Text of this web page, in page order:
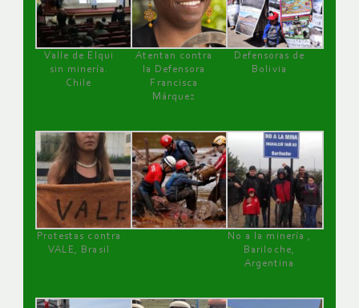
Valle de Elqui
sin minería.
Chile
Atentan contra
la Defensora
Francisca
Márquez
Defensoras de
Bolivia
Protestas contra
VALE, Brasil
No a la minería ,
Bariloche,
Argentina